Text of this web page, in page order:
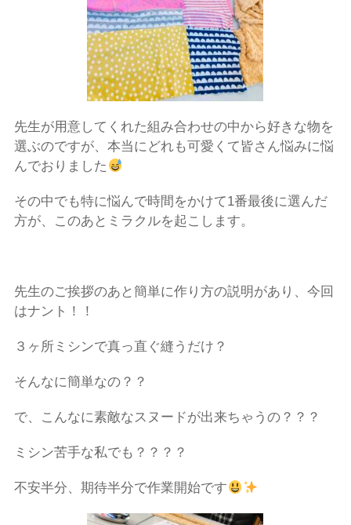
先生が用意してくれた組み合わせの中から好きな物を
選ぶのですが、本当にどれも可愛くて皆さん悩みに悩
んでおりま した
その中でも特に悩んで時間をかけて1番最後に選んだ
方が、このあとミラクルを起こします。
先生のご挨拶のあと簡単に作り方の説明があり、今回
はナント！！
３ヶ所ミシンで真っ直ぐ縫うだけ？
そんなに簡単なの？？
で、こんなに素敵なスヌードが出来ちゃうの？？？
ミシン苦手な私でも？？？？
不安半分、期待半分で作業開始です